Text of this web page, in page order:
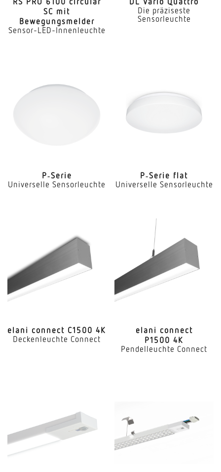
SC mit
Bewegungsmelder
Sensor-LED-Innenleuchte
Die präziseste
Sensorleuchte
P‑Serie
Universelle Sensorleuchte
P‑Serie flat
Universelle Sensorleuchte
elani connect C1500 4K
Deckenleuchte Connect
elani connect
P1500 4K
Pendelleuchte Connect